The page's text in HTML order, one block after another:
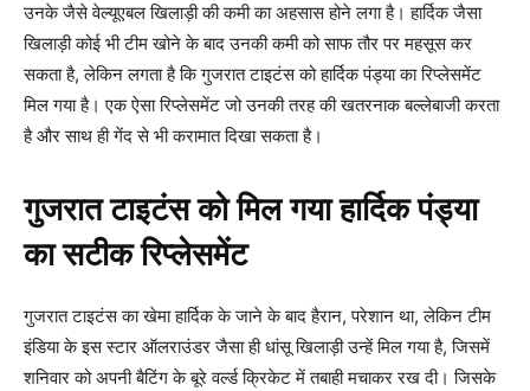
उनके जैसे वेल्यूएबल खिलाड़ी की कमी का अहसास होने लगा है। हार्दिक जैसा
खिलाड़ी कोई भी टीम खोने के बाद उनकी कमी को साफ तौर पर महसूस कर
सकता है, लेकिन लगता है कि गुजरात टाइटंस को हार्दिक पंड्या का रिप्लेसमेंट
मिल गया है। एक ऐसा रिप्लेसमेंट जो उनकी तरह की खतरनाक बल्लेबाजी करता
है और साथ ही गेंद से भी करामात दिखा सकता है।
गुजरात टाइटंस को मिल गया हार्दिक पंड्या
का सटीक रिप्लेसमेंट
गुजरात टाइटंस का खेमा हार्दिक के जाने के बाद हैरान, परेशान था, लेकिन टीम
इंडिया के इस स्टार ऑलराउंडर जैसा ही धांसू खिलाड़ी उन्हें मिल गया है, जिसमें
शनिवार को अपनी बैटिंग के बूरे वर्ल्ड क्रिकेट में तबाही मचाकर रख दी। जिसके